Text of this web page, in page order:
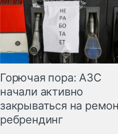
Горючая пора: АЗС
начали активно
закрываться на
ребрендинг